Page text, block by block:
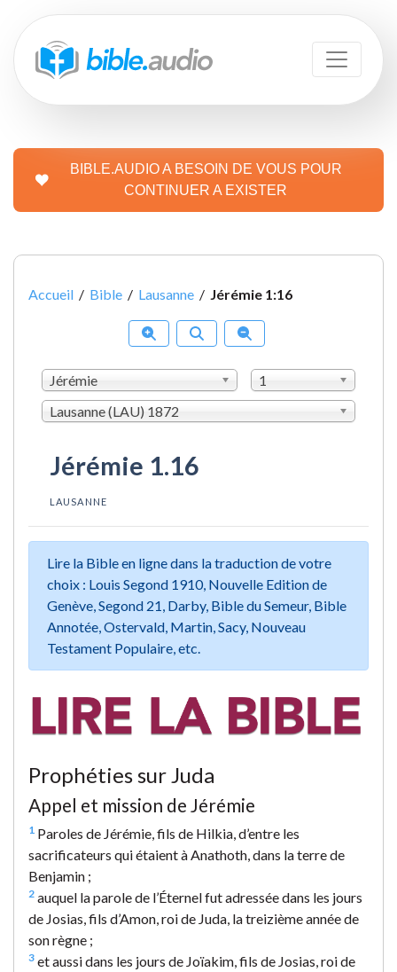
BIBLE.AUDIO A BESOIN DE VOUS POUR
CONTINUER A EXISTER
Accueil / Bible / Lausanne / Jérémie 1:16
Jérémie
1
Lausanne (LAU) 1872
Jérémie 1.16
LAUSANNE
Lire la Bible en ligne dans la traduction de votre
choix : Louis Segond 1910, Nouvelle Edition de
Genève, Segond 21, Darby, Bible du Semeur, Bible
Annotée, Ostervald, Martin, Sacy, Nouveau
Testament Populaire, etc.
Prophéties sur Juda
Appel et mission de Jérémie
1 Paroles de Jérémie, fils de Hilkia, d’entre les
sacrificateurs qui étaient à Anathoth, dans la terre de
Benjamin ;
2 auquel la parole de l’Éternel fut adressée dans les jours
de Josias, fils d’Amon, roi de Juda, la treizième année de
son règne ;
3 et aussi dans les jours de Joïakim, fils de Josias, roi de